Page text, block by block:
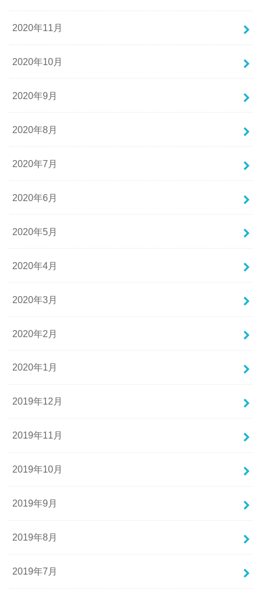
2020年11月
2020年10月
2020年9月
2020年8月
2020年7月
2020年6月
2020年5月
2020年4月
2020年3月
2020年2月
2020年1月
2019年12月
2019年11月
2019年10月
2019年9月
2019年8月
2019年7月